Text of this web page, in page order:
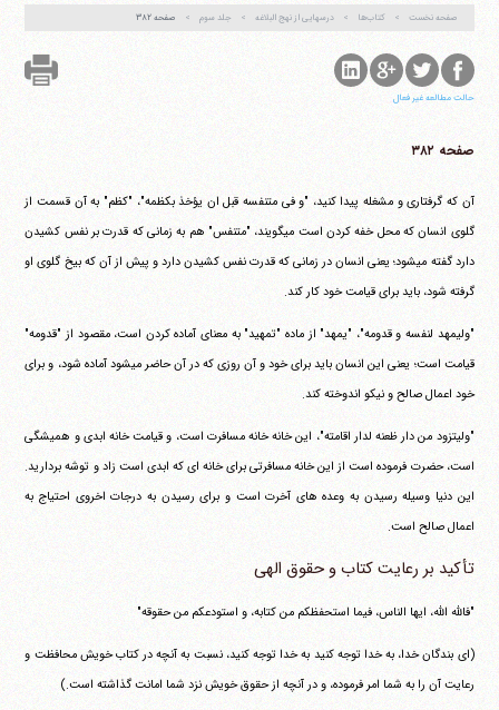
صفحه نخست کتاب‌ها درسهایی از نهج البلاغه جلد سوم صفحه ۳۸۲
حالت مطالعه غیر فعال
صفحه ۳۸۲
آن که گرفتاری و مشغله پیدا کنید، "و فی متنفسه قبل ان یؤخذ بکظمه"، "کظم" به آن قسمت از
گلوی انسان که محل خفه کردن است می‎گویند، "متنفس" هم به زمانی که قدرت بر نفس کشیدن
دارد گفته می‎شود؛ یعنی انسان در زمانی که قدرت نفس کشیدن دارد و پیش از آن که بیخ گلوی او
گرفته شود، باید برای قیامت خود کار کند.
"ولیمهد لنفسه و قدومه"، "یمهد" از ماده "تمهید" به معنای آماده کردن است، مقصود از "قدومه"
قیامت است؛ یعنی این انسان باید برای خود و آن روزی که در آن حاضر می‎شود آماده شود، و برای
خود اعمال صالح و نیکو اندوخته کند.
"ولیتزود من دار ظعنه لدار اقامته"، این خانه خانه مسافرت است، و قیامت خانه ابدی و همیشگی
است، حضرت فرموده است از این خانه مسافرتی برای خانه ای که ابدی است زاد و توشه بردارید.
این دنیا وسیله رسیدن به وعده های آخرت است و برای رسیدن به درجات اخروی احتیاج به
اعمال صالح است.
تأکید بر رعایت کتاب و حقوق الهی
"فالله الله، ایها الناس، فیما استحفظکم من کتابه، و استودعکم من حقوقه"
(ای بندگان خدا، به خدا توجه کنید به خدا توجه کنید، نسبت به آنچه در کتاب خویش محافظت و
رعایت آن را به شما امر فرموده، و در آنچه از حقوق خویش نزد شما امانت گذاشته است.)